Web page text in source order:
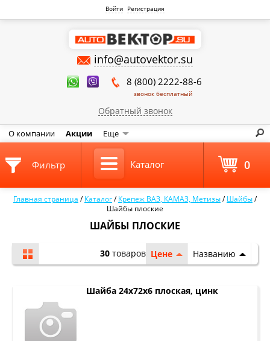
Войти Регистрация
info@autovektor.su
8 (800) 2222-88-6
звонок бесплатный
Обратный звонок
О компании Акции Еще
Главная страница /Каталог/Крепеж ВАЗ, КАМАЗ, Метизы/Шайбы/
Шайбы плоские
ШАЙБЫ ПЛОСКИЕ
Цене Названию
30 товаров
Шайба 24х72x6 плоская, цинк
Фильтр Каталог 0